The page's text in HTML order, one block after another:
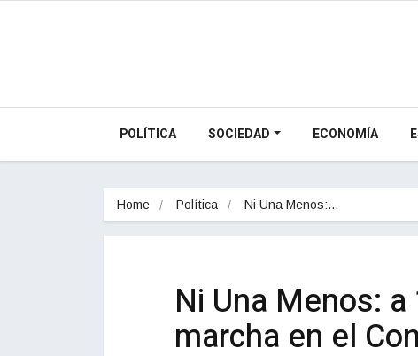
POLÍTICA SOCIEDAD ECONOMÍA
Home Política Ni Una Menos:…
Ni Una Menos:
marcha en el